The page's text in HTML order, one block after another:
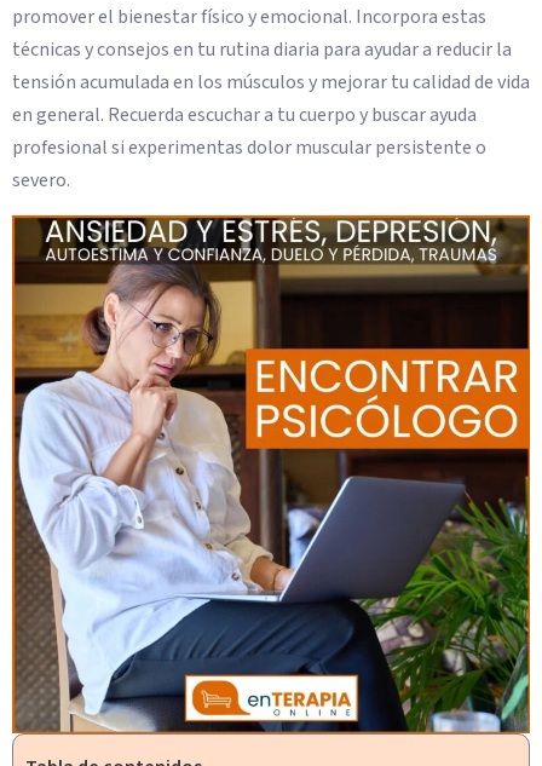
promover el bienestar físico y emocional. Incorpora estas
técnicas y consejos en tu rutina diaria para ayudar a reducir la
tensión acumulada en los músculos y mejorar tu calidad de vida
en general. Recuerda escuchar a tu cuerpo y buscar ayuda
profesional si experimentas dolor muscular persistente o
severo.